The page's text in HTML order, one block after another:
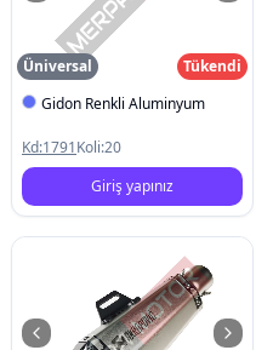
Üniversal
Tükendi
Gidon Renkli Aluminyum
Kd:1791Koli:20
Giriş yapınız